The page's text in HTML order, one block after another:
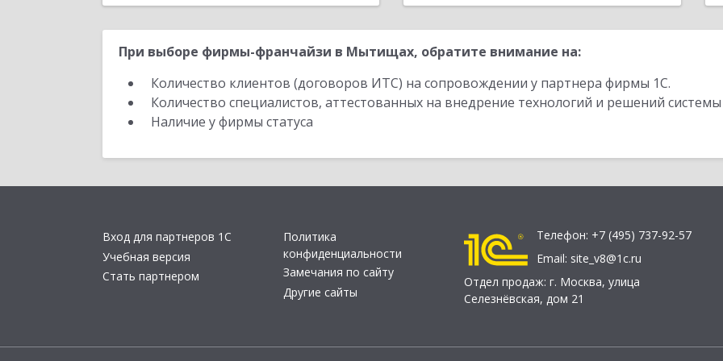
При выборе фирмы-франчайзи в Мытищах, обратите внимание на:
Количество клиентов (договоров ИТС) на сопровождении у партнера фирмы 1С.
Количество специалистов, аттестованных на внедрение технологий и решений
Наличие у фирмы статуса
Вход для партнеров 1С
Учебная версия
Стать партнером
Политика
конфиденциальности
Замечания по сайту
Другие сайты
Телефон: +7 (495) 737-92-57
Email: site_v8@1c.ru
Отдел продаж: г. Москва, улица
Селезнёвская, дом 21